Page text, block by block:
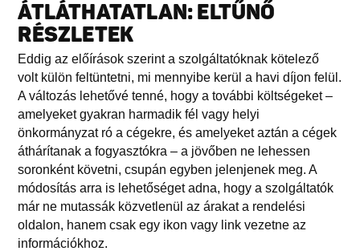
ÁTLÁTHATATLAN: ELTŰNŐ
RÉSZLETEK
Eddig az előírások szerint a szolgáltatóknak kötelező
volt külön feltüntetni, mi mennyibe kerül a havi díjon felül.
A változás lehetővé tenné, hogy a további költségeket –
amelyeket gyakran harmadik fél vagy helyi
önkormányzat ró a cégekre, és amelyeket aztán a cégek
áthárítanak a fogyasztókra – a jövőben ne lehessen
soronként követni, csupán egyben jelenjenek meg. A
módosítás arra is lehetőséget adna, hogy a szolgáltatók
már ne mutassák közvetlenül az árakat a rendelési
oldalon, hanem csak egy ikon vagy link vezetne az
információkhoz.